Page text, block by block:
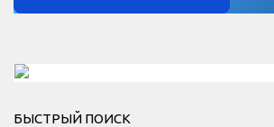
БЫСТРЫЙ ПОИСК